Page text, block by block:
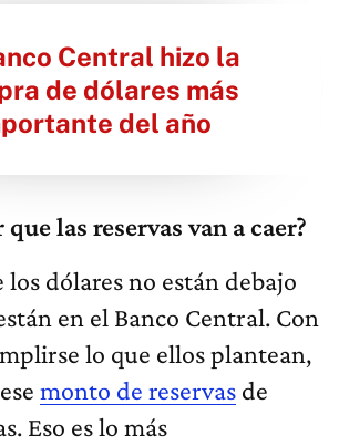
Central hizo la
de dólares más
del año
que las reservas van a caer?
los dólares no están debajo
en el Banco Central. Con
lo que ellos plantean,
monto de reservas de
Eso es lo más